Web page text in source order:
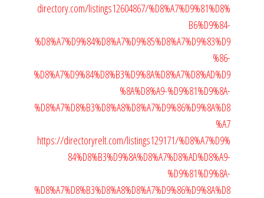
directory.com/listings12604867/%D8%A7%D9%81%D8%
B6%D9%84-
%D8%A7%D9%84%D8%A7%D9%85%D8%A7%D9%83%D9
%86-
%D8%A7%D9%84%D8%B3%D9%8A%D8%A7%D8%AD%D9
%8A%D8%A9-%D9%81%D9%8A-
%D8%A7%D8%B3%D8%A8%D8%A7%D9%86%D9%8A%D8
%A7
https://directoryrelt.com/listings129171/%D8%A7%D9%
84%D8%B3%D9%8A%D8%A7%D8%AD%D8%A9-
%D9%81%D9%8A-
%D8%A7%D8%B3%D8%A8%D8%A7%D9%86%D9%8A%D8